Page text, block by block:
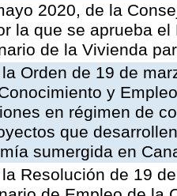
2020, de la
la que se aprueba
de la Vivienda
Orden de 19 de
y
en régimen de
que
sumergida en
Resolución de 19